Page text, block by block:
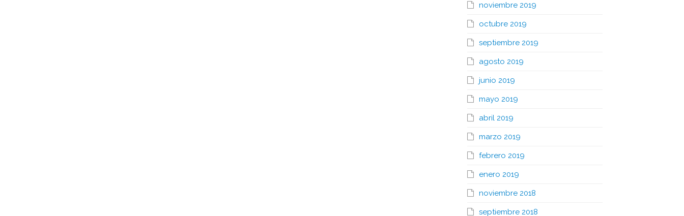
noviembre 2019
octubre 2019
septiembre 2019
agosto 2019
junio 2019
mayo 2019
abril 2019
marzo 2019
febrero 2019
enero 2019
noviembre 2018
septiembre 2018